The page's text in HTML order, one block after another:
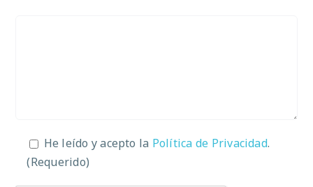
He leído y acepto la Política de Privacidad.
(Requerido)